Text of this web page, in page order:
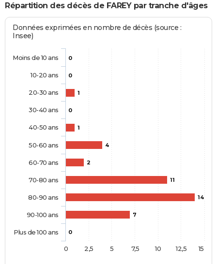
Répartition des décès de FAREY par tranche d'âges
Données exprimées en nombre de décès (source :
Insee)
0
0
1
0
1
4
2
11
14
7
0
Moins de 10 ans
10-20 ans
20-30 ans
30-40 ans
40-50 ans
50-60 ans
60-70 ans
70-80 ans
80-90 ans
90-100 ans
Plus de 100 ans
0 2,5 5 7,5 10 12,5 15